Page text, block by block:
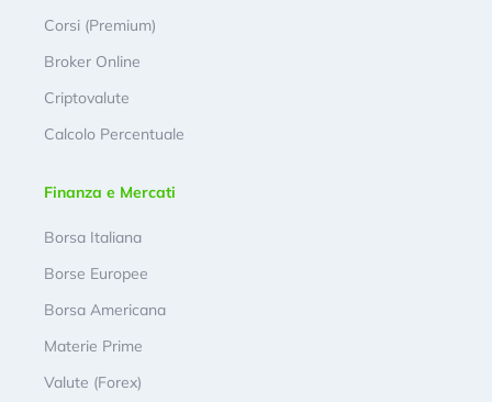
Corsi (Premium)
Broker Online
Criptovalute
Calcolo Percentuale
Finanza e Mercati
Borsa Italiana
Borse Europee
Borsa Americana
Materie Prime
Valute (Forex)